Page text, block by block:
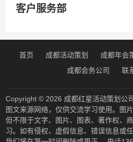
客户服务部
首页 成都活动策划 成都年会
成都会务公司
联
Copyright © 2026 成都红星活动策划公
图文来源网络，仅供交流学习使用。图
但不限于文字、图片、图表、著作权、
习。如有侵权、虚假信息、错误信息或